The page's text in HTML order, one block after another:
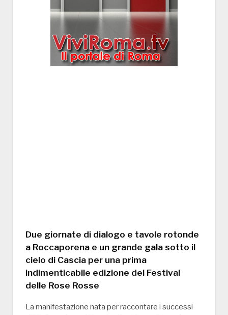
Due giornate di dialogo e tavole rotonde
a Roccaporena e un grande gala sotto il
cielo di Cascia per una prima
indimenticabile edizione del Festival
delle Rose Rosse
La manifestazione nata per raccontare i successi